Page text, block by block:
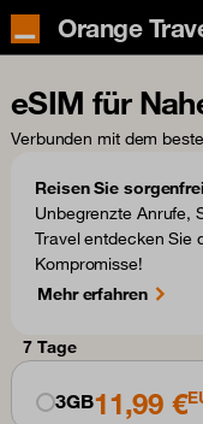
Orange
eSIM für
Verbunden mit dem
Reisen Sie
Unbegrenzte Anrufe,
Travel entdecken Sie
Kompromisse!
Mehr erfahren
7 Tage
3GB11,99 €